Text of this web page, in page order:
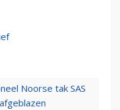
Noorse tak SAS